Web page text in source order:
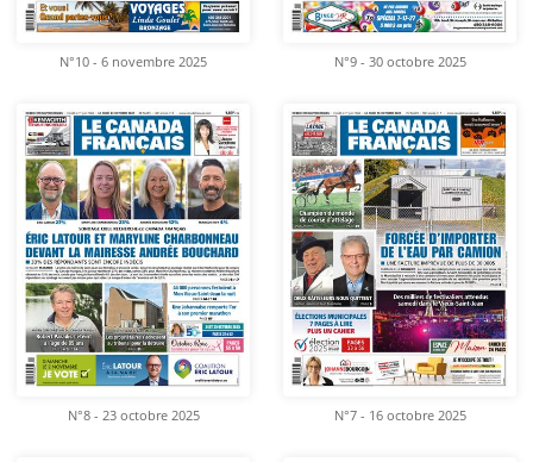
N°10 - 6 novembre 2025 N°9 - 30 octobre 2025
N°8 - 23 octobre 2025 N°7 - 16 octobre 2025